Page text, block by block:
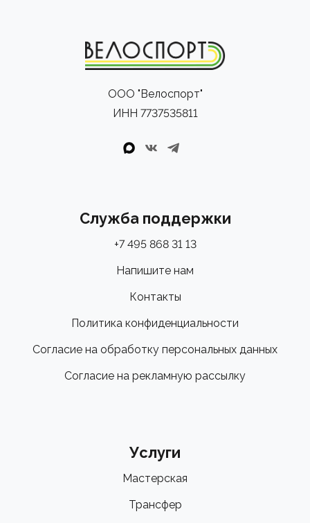
ООО "Велоспорт"
ИНН 7737535811
Служба поддержки
+7 495 868 31 13
Напишите нам
Контакты
Политика конфиденциальности
Согласие на обработку персональных данных
Согласие на рекламную рассылку
Услуги
Мастерская
Трансфер